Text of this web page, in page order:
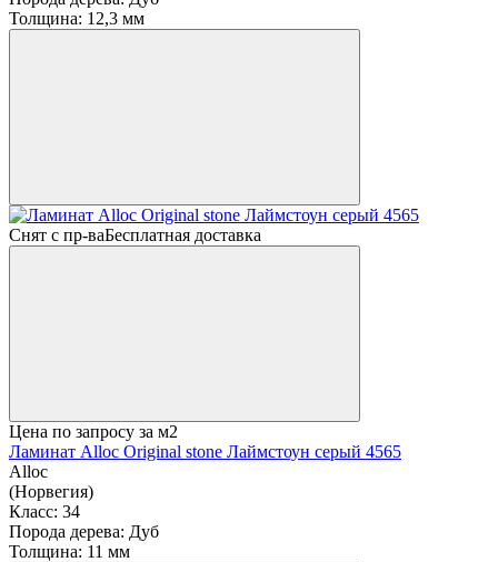
Толщина: 12,3 мм
Снят с пр-ваБесплатная доставка
Цена по запросу за м2
Ламинат Alloc Original stone Лаймстоун серый 4565
Alloc
(Норвегия)
Класс: 34
Порода дерева: Дуб
Толщина: 11 мм